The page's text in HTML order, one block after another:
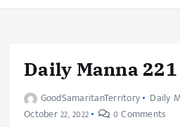
Daily Manna 221
GoodSamaritanTerritory
Daily
October 22, 2022
0 Comments